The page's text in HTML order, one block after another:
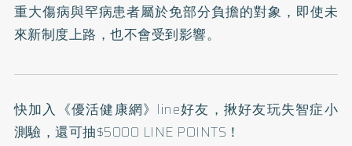
重大傷病與罕病患者屬於免部分負擔的對象，即使未
來新制度上路，也不會受到影響。
快加入 《優活健康網》line好友 ，揪好友玩失智症小
測驗，還可抽$5000 LINE POINTS！